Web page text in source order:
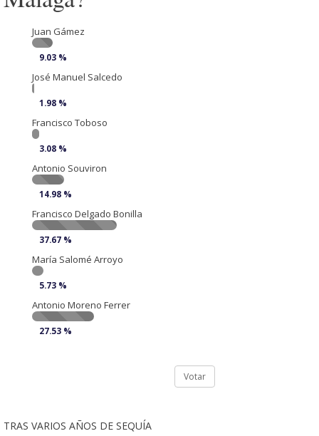
Juan Gámez
9.03 %
José Manuel Salcedo
1.98 %
Francisco Toboso
3.08 %
Antonio Souviron
14.98 %
Francisco Delgado Bonilla
37.67 %
María Salomé Arroyo
5.73 %
Antonio Moreno Ferrer
27.53 %
Votar
TRAS VARIOS AÑOS DE SEQUÍA